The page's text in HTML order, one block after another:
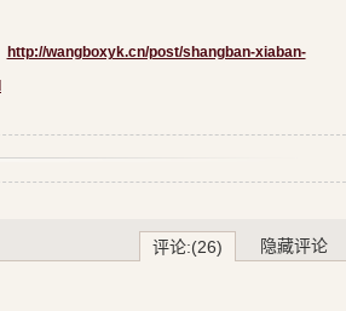
http://wangboxyk.cn/post/shangban-xiaban-
评论:(26) 隐藏评论